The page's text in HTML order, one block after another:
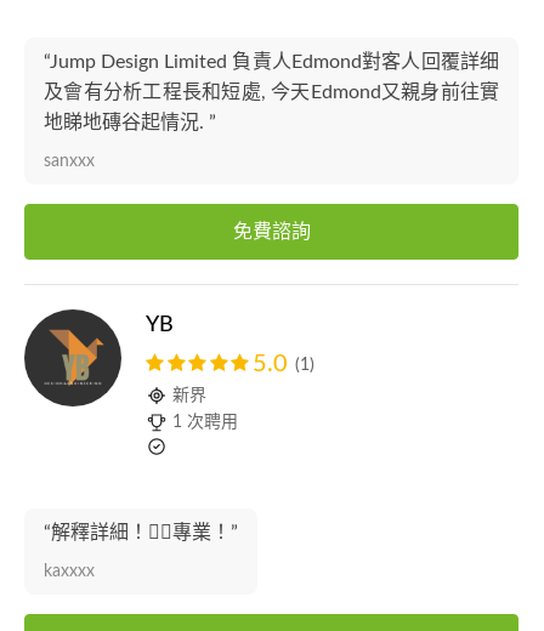
“Jump Design Limited 負責人Edmond對客人回覆詳细
及會有分析工程長和短處, 今天Edmond又親身前往實
地睇地磚谷起情況. ”
sanxxx
免費諮詢
YB
5.0 (1)
新界
1 次聘用
“解釋詳細！👍🏻專業！”
kaxxxx